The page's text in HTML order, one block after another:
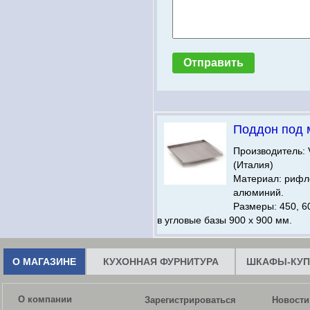
Поддон под
Производитель:
(Италия)
Материал:
алюминий.
Размеры: 450,
в угловые базы 900 х 900 мм.
О МАГАЗИНЕ КУХОННАЯ ФУРНИТУРА ШКАФЫ-
О компании Зарегистрироваться Новости